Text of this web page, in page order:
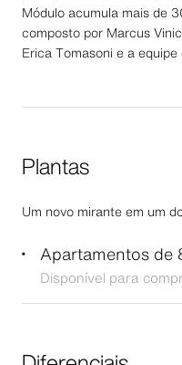
Módulo acumula mais de
composto por Marcus
Erica Tomasoni e a equipe
Plantas
Um novo mirante em um
Apartamentos de
Disponível para